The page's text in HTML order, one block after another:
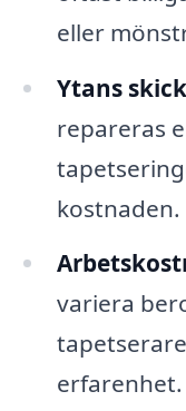
eller
Ytans
repareras
kostnaden.
variera
erfarenhet.